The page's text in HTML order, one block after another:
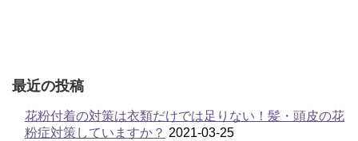
最近の投稿
花粉付着の対策は衣類だけでは足りない！髪・頭皮の花
粉症対策していますか？ 2021-03-25